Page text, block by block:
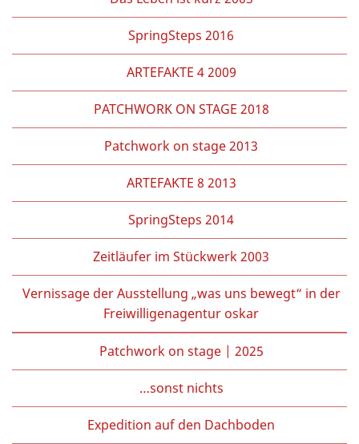
SpringSteps 2016
ARTEFAKTE 4 2009
PATCHWORK ON STAGE 2018
Patchwork on stage 2013
ARTEFAKTE 8 2013
SpringSteps 2014
Zeitläufer im Stückwerk 2003
Vernissage der Ausstellung „was uns bewegt“ in der
Freiwilligenagentur oskar
Patchwork on stage | 2025
…sonst nichts
Expedition auf den Dachboden